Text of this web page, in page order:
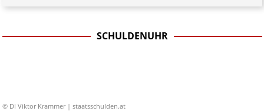
SCHULDENUHR
© DI Viktor Krammer | staatsschulden.at